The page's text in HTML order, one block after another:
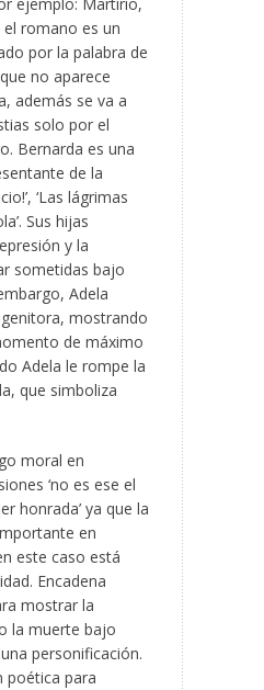
ejemplo: Martirio,
el romano es un
por la palabra de
no aparece
además se va a
solo por el
Bernarda es una
de la
‘Las lágrimas
Sus hijas
y la
sometidas bajo
Adela
mostrando
de máximo
Adela le rompe la
que simboliza
moral en
‘no es ese el
honrada’ ya que la
en
este caso está
Encadena
mostrar la
la muerte bajo
personificación.
poética para